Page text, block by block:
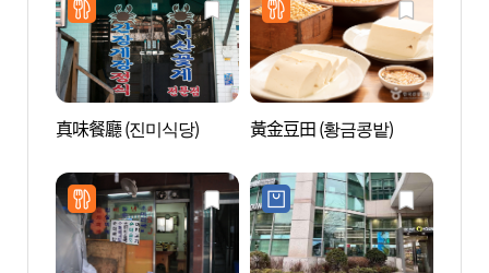
真味餐廳 (진미식당) 黃金豆田 (황금콩밭)